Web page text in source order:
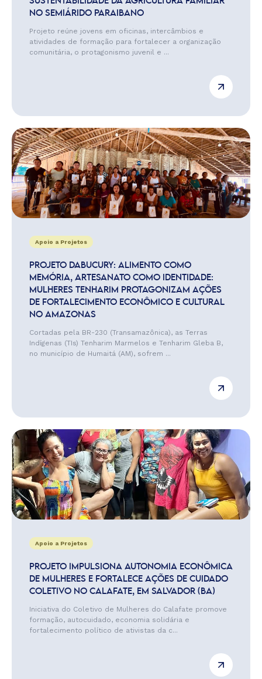
NO SEMIÁRIDO PARAIBANO
Projeto reúne jovens em oficinas, intercâmbios e
atividades de formação para fortalecer a organização
comunitária, o protagonismo juvenil e ...
Apoio a Projetos
PROJETO DABUCURY: ALIMENTO COMO
MEMÓRIA, ARTESANATO COMO IDENTIDADE:
MULHERES TENHARIM PROTAGONIZAM AÇÕES
DE FORTALECIMENTO ECONÔMICO E CULTURAL
NO AMAZONAS
Cortadas pela BR-230 (Transamazônica), as Terras
Indígenas (TIs) Tenharim Marmelos e Tenharim Gleba B,
no município de Humaitá (AM), sofrem ...
Apoio a Projetos
PROJETO IMPULSIONA AUTONOMIA ECONÔMICA
DE MULHERES E FORTALECE AÇÕES DE CUIDADO
COLETIVO NO CALAFATE, EM SALVADOR (BA)
Iniciativa do Coletivo de Mulheres do Calafate promove
formação, autocuidado, economia solidária e
fortalecimento político de ativistas da c...